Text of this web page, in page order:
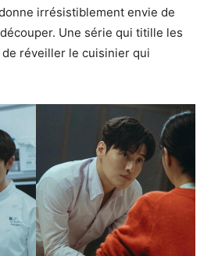
irrésistiblement envie de
Une série qui titille les
réveiller le cuisinier qui